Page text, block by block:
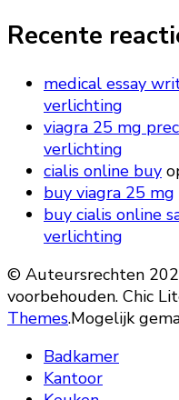
Recente
medical essay
verlichting
viagra 25 mg
verlichting
cialis online buy
buy viagra 25 mg
buy cialis online
verlichting
© Auteursrechten
voorbehouden. Chic
Themes.Mogelijk
Badkamer
Kantoor